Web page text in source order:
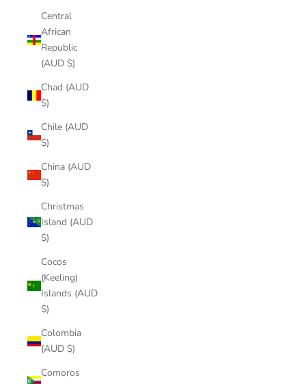
Central
African
Republic
(AUD $)
Chad (AUD
$)
Chile (AUD
$)
China (AUD
$)
Christmas
Island (AUD
$)
Cocos
(Keeling)
Islands (AUD
$)
Colombia
(AUD $)
Comoros